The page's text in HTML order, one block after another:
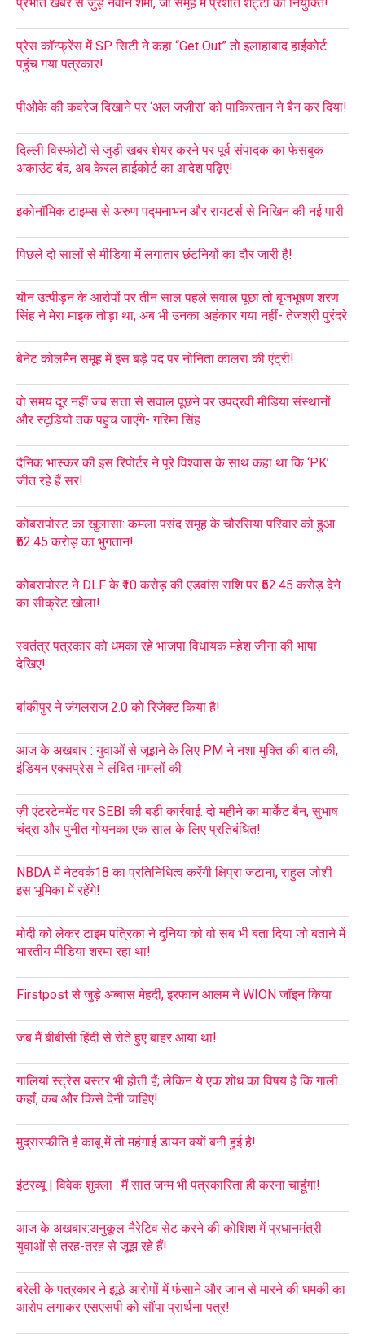
प्रेस कॉन्फ्रेंस में SP सिटी ने कहा “Get Out” तो इलाहाबाद हाईकोर्ट
पहुंच गया पत्रकार!
पीओके की कवरेज दिखाने पर ‘अल जज़ीरा’ को पाकिस्तान ने बैन कर दिया!
दिल्ली विस्फोटों से जुड़ी खबर शेयर करने पर पूर्व संपादक का फेसबुक
अकाउंट बंद, अब केरल हाईकोर्ट का आदेश पढ़िए!
इकोनॉमिक टाइम्स से अरुण पद्मनाभन और रायटर्स से निखिन की नई पारी
पिछले दो सालों से मीडिया में लगातार छंटनियों का दौर जारी है!
यौन उत्पीड़न के आरोपों पर तीन साल पहले सवाल पूछा तो बृजभूषण शरण
सिंह ने मेरा माइक तोड़ा था, अब भी उनका अहंकार गया नहीं- तेजश्री पुरंदरे
बेनेट कोलमैन समूह में इस बड़े पद पर नोनिता कालरा की एंट्री!
वो समय दूर नहीं जब सत्ता से सवाल पूछने पर उपद्रवी मीडिया संस्थानों
और स्टूडियो तक पहुंच जाएंगे- गरिमा सिंह
दैनिक भास्कर की इस रिपोर्टर ने पूरे विश्वास के साथ कहा था कि ‘PK’
जीत रहे हैं सर!
कोबरापोस्ट का खुलासा: कमला पसंद समूह के चौरसिया परिवार को हुआ
₹52.45 करोड़ का भुगतान!
कोबरापोस्ट ने DLF के ₹10 करोड़ की एडवांस राशि पर ₹52.45 करोड़ देने
का सीक्रेट खोला!
स्वतंत्र पत्रकार को धमका रहे भाजपा विधायक महेश जीना की भाषा
देखिए!
बांकीपुर ने जंगलराज 2.0 को रिजेक्ट किया है!
आज के अखबार : युवाओं से जूझने के लिए PM ने नशा मुक्ति की बात की,
इंडियन एक्सप्रेस ने लंबित मामलों की
ज़ी एंटरटेनमेंट पर SEBI की बड़ी कार्रवाई: दो महीने का मार्केट बैन, सुभाष
चंद्रा और पुनीत गोयनका एक साल के लिए प्रतिबंधित!
NBDA में नेटवर्क18 का प्रतिनिधित्व करेंगी क्षिप्रा जटाना, राहुल जोशी
इस भूमिका में रहेंगे!
मोदी को लेकर टाइम पत्रिका ने दुनिया को वो सब भी बता दिया जो बताने में
भारतीय मीडिया शरमा रहा था!
Firstpost से जुड़े अब्बास मेहदी, इरफान आलम ने WION जॉइन किया
जब मैं बीबीसी हिंदी से रोते हुए बाहर आया था!
गालियां स्ट्रेस बस्टर भी होती हैं; लेकिन ये एक शोध का विषय है कि गाली..
कहाँ, कब और किसे देनी चाहिए!
मुद्रास्फीति है काबू में तो महंगाई डायन क्यों बनी हुई है!
इंटरव्यू | विवेक शुक्ला : मैं सात जन्म भी पत्रकारिता ही करना चाहूंगा!
आज के अखबार:अनुकूल नैरेटिव सेट करने की कोशिश में प्रधानमंत्री
युवाओं से तरह-तरह से जूझ रहे हैं!
बरेली के पत्रकार ने झूठे आरोपों में फंसाने और जान से मारने की धमकी का
आरोप लगाकर एसएसपी को सौंपा प्रार्थना पत्र!